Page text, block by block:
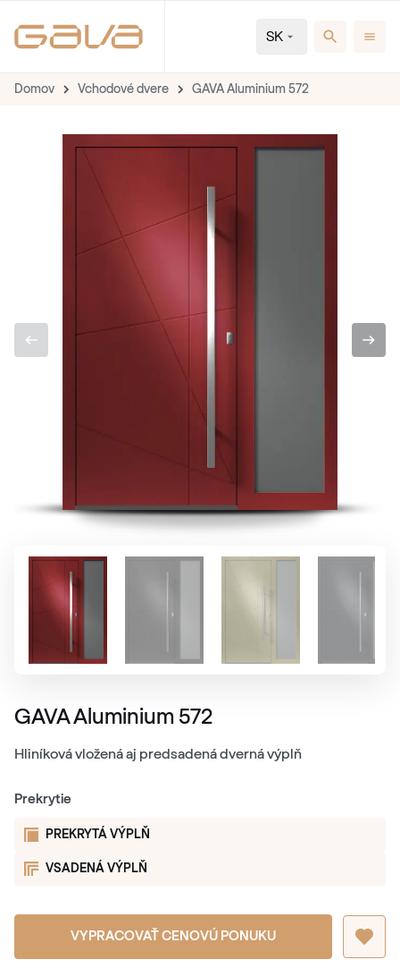
SK
Domov Vchodové dvere GAVA Aluminium 572
GAVA Aluminium 572
Hliníková vložená aj predsadená dverná výplň
Prekrytie
PREKRYTÁ VÝPLŇ
VSADENÁ VÝPLŇ
VYPRACOVAŤ CENOVÚ PONUKU